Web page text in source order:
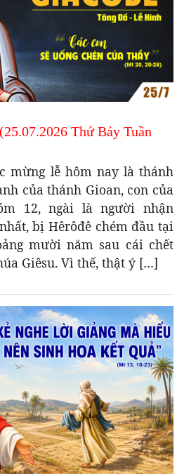
Thứ Bảy Tuần
mừng lễ hôm nay là thánh
của thánh Gioan, con của
12, ngài là người nhận
bị Hêrôđê chém đầu tại
mười năm sau cái chết
Giêsu. Vì thế, thật ý […]